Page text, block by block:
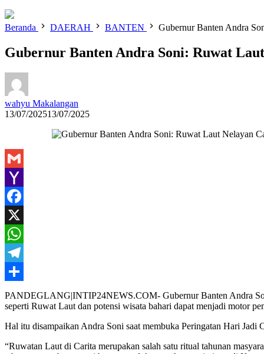
Beranda DAERAH BANTEN Gubernur Banten Andra
Gubernur Banten Andra Soni: Ruwat
wahyu Makalangan
13/07/202513/07/2025
Gmail
Yahoo
Mail
Facebook
X
WhatsApp
Telegram
Share
PANDEGLANG|INTIP24NEWS.COM- Gubernur Banten Andra
seperti Ruwat Laut dan potensi wisata bahari dapat menjadi motor
Hal itu disampaikan Andra Soni saat membuka Peringatan Hari
“Ruwatan Laut di Carita merupakan salah satu ritual tahunan